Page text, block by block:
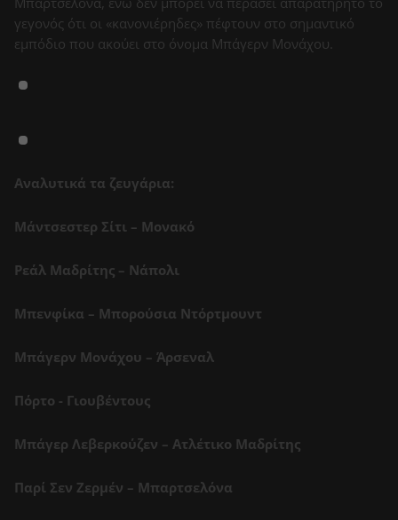
γεγονός ότι οι «κανονιέρηδες» πέφτουν στο σημαντικό
εμπόδιο που ακούει στο όνομα Μπάγερν Μονάχου.
Αναλυτικά τα ζευγάρια:
Μάντσεστερ Σίτι – Μονακό
Ρεάλ Μαδρίτης – Νάπολι
Μπενφίκα – Μπορούσια Ντόρτμουντ
Μπάγερν Μονάχου – Άρσεναλ
Πόρτο - Γιουβέντους
Μπάγερ Λεβερκούζεν – Ατλέτικο Μαδρίτης
Παρί Σεν Ζερμέν – Μπαρτσελόνα